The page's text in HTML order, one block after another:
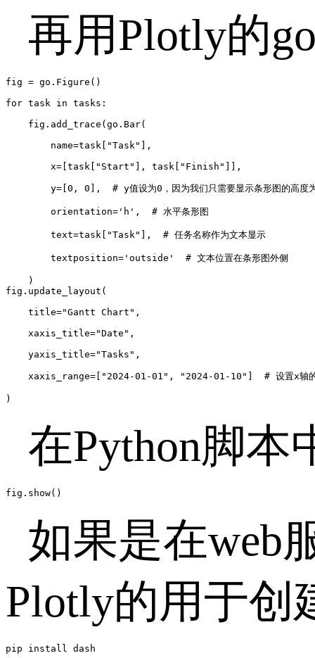
再用Plotly的
fig = go.Figure()
for task in tasks:
    fig.add_trace(go.Bar(
        name=task["Task"],
        x=[task["Start"], task["Finish"]],
y=[0, 0],  # y值设为0，因为我们只需要显示条形图的高度
        orientation='h',  # 水平条形图
        text=task["Task"],  # 任务名称作为文本显示
        textposition='outside'  # 文本位置在条形图外侧
    )
fig.update_layout(
    title="Gantt Chart",
    xaxis_title="Date",
    yaxis_title="Tasks",
xaxis_range=["2024-01-01", "2024-01-10"]  # 设置x轴
)
在Python脚本
fig.show()
如果是在web
Plotly的用于创
pip install dash